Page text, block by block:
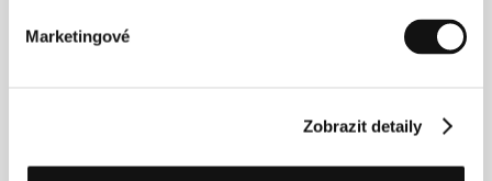
Marketingové
Zobrazit detaily
Performing Arts